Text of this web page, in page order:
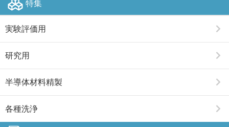
特集
実験評価用
研究用
半導体材料精製
各種洗浄